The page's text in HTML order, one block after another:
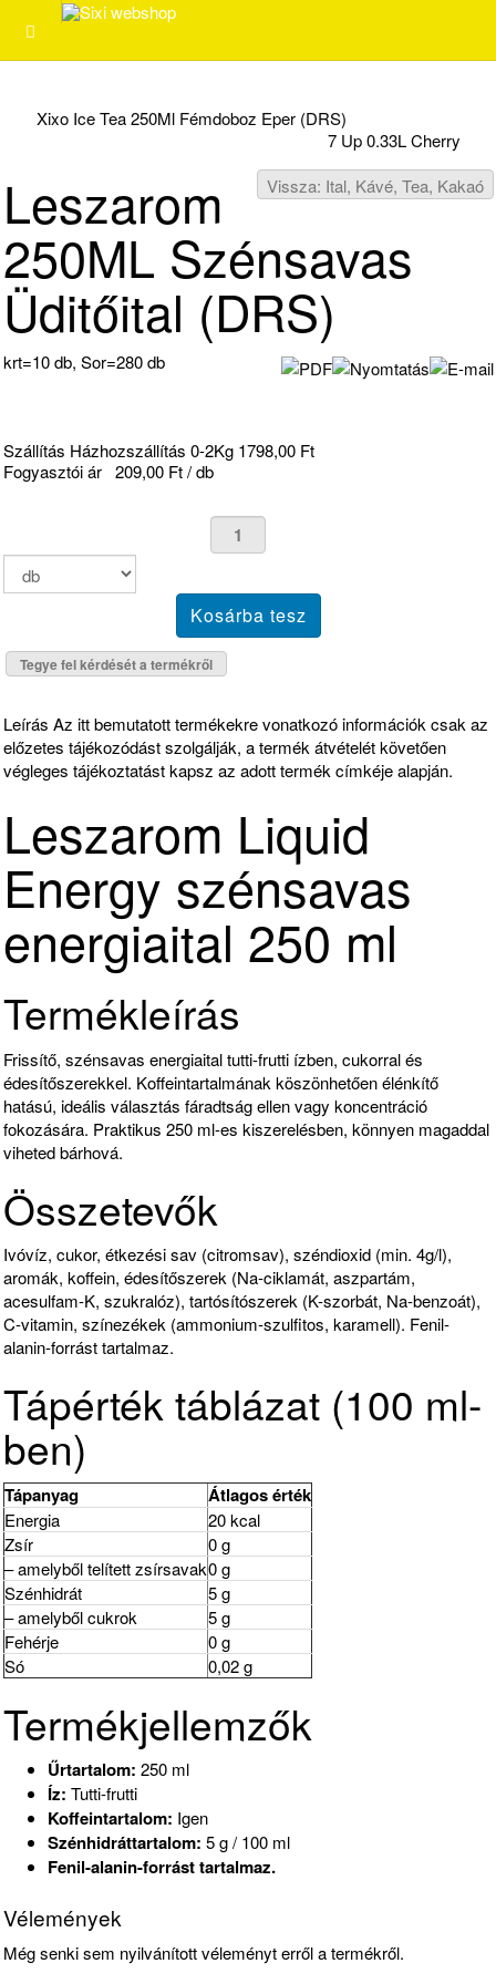
Xixo Ice Tea 250Ml Fémdoboz Eper (DRS)
7 Up 0.33L Cherry
Vissza: Ital, Kávé, Tea, Kakaó
Leszarom
250ML Szénsavas
Üditőital (DRS)
krt=10 db, Sor=280 db
Szállítás Házhozszállítás 0-2Kg 1798,00 Ft
Fogyasztói ár 209,00 Ft / db
Tegye fel kérdését a termékről
Leírás Az itt bemutatott termékekre vonatkozó információk csak az
előzetes tájékozódást szolgálják, a termék átvételét követően
végleges tájékoztatást kapsz az adott termék címkéje alapján.
Leszarom Liquid
Energy szénsavas
energiaital 250 ml
Termékleírás
Frissítő, szénsavas energiaital tutti-frutti ízben, cukorral és
édesítőszerekkel. Koffeintartalmának köszönhetően élénkítő
hatású, ideális választás fáradtság ellen vagy koncentráció
fokozására. Praktikus 250 ml-es kiszerelésben, könnyen magaddal
viheted bárhová.
Összetevők
Ivóvíz, cukor, étkezési sav (citromsav), széndioxid (min. 4g/l),
aromák, koffein, édesítőszerek (Na-ciklamát, aszpartám,
acesulfam-K, szukralóz), tartósítószerek (K-szorbát, Na-benzoát),
C-vitamin, színezékek (ammonium-szulfitos, karamell). Fenil-
alanin-forrást tartalmaz.
Tápérték táblázat (100 ml-
ben)
Tápanyag Átlagos érték
Energia
20 kcal
Zsír
0 g
– amelyből telített zsírsavak0 g
Szénhidrát
5 g
– amelyből cukrok
5 g
Fehérje
0 g
Só
0,02 g
Termékjellemzők
Űrtartalom: 250 ml
Íz: Tutti-frutti
Koffeintartalom: Igen
Szénhidráttartalom: 5 g / 100 ml
Fenil-alanin-forrást tartalmaz.
Vélemények
Még senki sem nyilvánított véleményt erről a termékről.